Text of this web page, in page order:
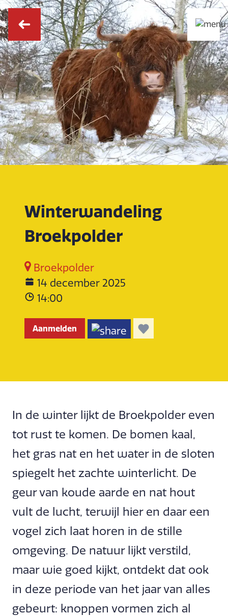
Winterwandeling
Broekpolder
Broekpolder
14 december 2025
14:00
Aanmelden
In de winter lijkt de Broekpolder even
tot rust te komen. De bomen kaal,
het gras nat en het water in de sloten
spiegelt het zachte winterlicht. De
geur van koude aarde en nat hout
vult de lucht, terwijl hier en daar een
vogel zich laat horen in de stille
omgeving. De natuur lijkt verstild,
maar wie goed kijkt, ontdekt dat ook
in deze periode van het jaar van alles
gebeurt: knoppen vormen zich al